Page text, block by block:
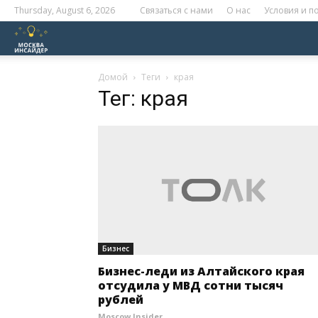
Thursday, August 6, 2026 Связаться с нами О нас Условия и
Домой Теги края
Тег: края
Бизнес
Бизнес-леди из Алтайского края
отсудила у МВД сотни тысяч
рублей